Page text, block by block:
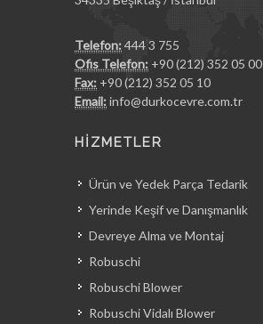
Telefon: 444 3 755
Ofis Telefon: +90 (212) 352 05 00
Fax: +90 (212) 352 05 10
Email: info@durkocevre.com.tr
HİZMETLER
Ürün ve Yedek Parça Tedarik
Yerinde Keşif ve Danışmanlık
Devreye Alma ve Montaj
Robuschi
Robuschi Blower
Robuschi Vidalı Blower